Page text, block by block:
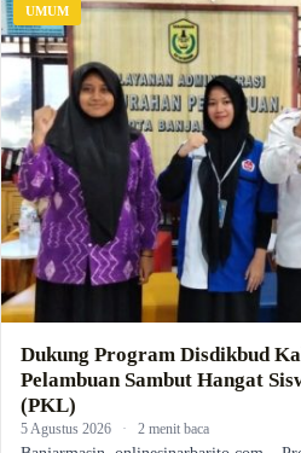
UMUM
Dukung Program Disdikbud
Pelambuan Sambut Hangat
(PKL)
5 Agustus 2026 · 2 menit baca